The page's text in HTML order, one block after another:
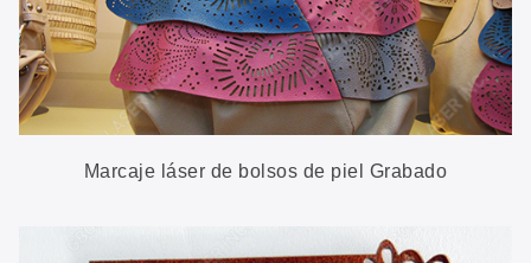
Marcaje láser de bolsos de piel Grabado